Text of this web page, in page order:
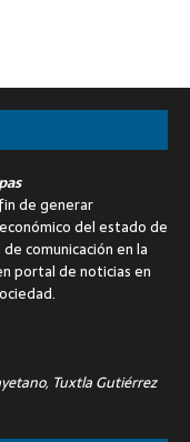
de generar
del estado de
comunicación en la
portal de noticias en
Tuxtla Gutiérrez